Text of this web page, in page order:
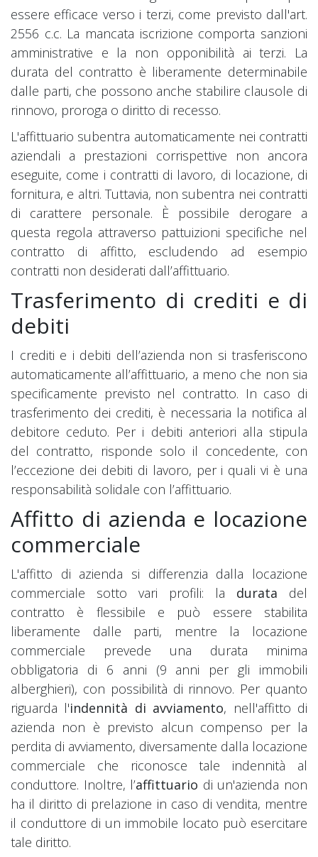
essere efficace verso i terzi, come previsto dall'art.
2556 c.c. La mancata iscrizione comporta sanzioni
amministrative e la non opponibilità ai terzi. La
durata del contratto è liberamente determinabile
dalle parti, che possono anche stabilire clausole di
rinnovo, proroga o diritto di recesso.
L'affittuario subentra automaticamente nei contratti
aziendali a prestazioni corrispettive non ancora
eseguite, come i contratti di lavoro, di locazione, di
fornitura, e altri. Tuttavia, non subentra nei contratti
di carattere personale. È possibile derogare a
questa regola attraverso pattuizioni specifiche nel
contratto di affitto, escludendo ad esempio
contratti non desiderati dall’affittuario.
Trasferimento di crediti e di
debiti
I crediti e i debiti dell’azienda non si trasferiscono
automaticamente all’affittuario, a meno che non sia
specificamente previsto nel contratto. In caso di
trasferimento dei crediti, è necessaria la notifica al
debitore ceduto. Per i debiti anteriori alla stipula
del contratto, risponde solo il concedente, con
l’eccezione dei debiti di lavoro, per i quali vi è una
responsabilità solidale con l’affittuario.
Affitto di azienda e locazione
commerciale
L'affitto di azienda si differenzia dalla locazione
commerciale sotto vari profili: la durata del
contratto è flessibile e può essere stabilita
liberamente dalle parti, mentre la locazione
commerciale prevede una durata minima
obbligatoria di 6 anni (9 anni per gli immobili
alberghieri), con possibilità di rinnovo. Per quanto
riguarda l'indennità di avviamento, nell'affitto di
azienda non è previsto alcun compenso per la
perdita di avviamento, diversamente dalla locazione
commerciale che riconosce tale indennità al
conduttore. Inoltre, l’affittuario di un'azienda non
ha il diritto di prelazione in caso di vendita, mentre
il conduttore di un immobile locato può esercitare
tale diritto.